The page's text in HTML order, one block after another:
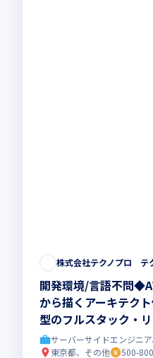
開発環境/言語不問
から描くアーキテク
型のフルスタック・
直取引・最先端プロ
利厚生◎
サーバーサイドエンジニ
東京都、その他
500-